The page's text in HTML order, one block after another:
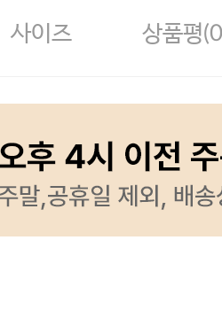
사이즈 상품평(0